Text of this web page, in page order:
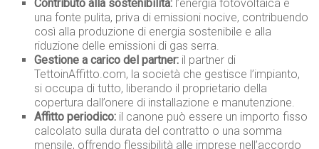
Contributo alla sostenibilità: l’energia fotovoltaica è
una fonte pulita, priva di emissioni nocive, contribuendo
così alla produzione di energia sostenibile e alla
riduzione delle emissioni di gas serra.
Gestione a carico del partner: il partner di
TettoinAffitto.com, la società che gestisce l’impianto,
si occupa di tutto, liberando il proprietario della
copertura dall’onere di installazione e manutenzione.
Affitto periodico: il canone può essere un importo fisso
calcolato sulla durata del contratto o una somma
mensile, offrendo flessibilità alle imprese nell’accordo